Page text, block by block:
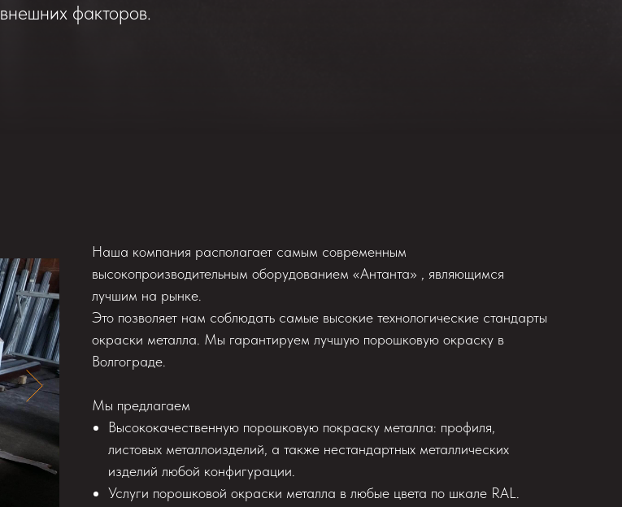
внешних факторов.
Наша компания располагает самым современным
высокопроизводительным оборудованием «Антанта» , являющимся
лучшим на рынке.
Это позволяет нам соблюдать самые высокие технологические стандарты
окраски металла. Мы гарантируем лучшую порошковую окраску в
Волгограде.
Мы предлагаем
Высококачественную порошковую покраску металла: профиля,
листовых металлоизделий, а также нестандартных металлических
изделий любой конфигурации.
Услуги порошковой окраски металла в любые цвета по шкале RAL.